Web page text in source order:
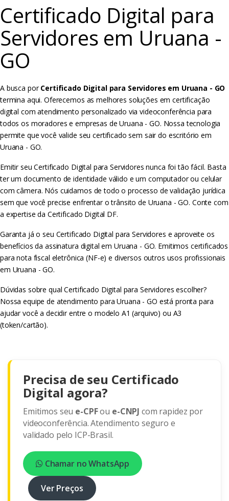
Certificado Digital para
Servidores em Uruana -
GO
A busca porCertificado Digital para Servidores em Uruana - GO
termina aqui. Oferecemos as melhores soluções em certificação
digital com atendimento personalizado via videoconferência para
todos os moradores e empresas de Uruana - GO. Nossa tecnologia
permite que você valide seu certificado sem sair do escritório em
Uruana - GO.
Emitir seu Certificado Digital para Servidores nunca foi tão fácil. Basta
ter um documento de identidade válido e um computador ou celular
com câmera. Nós cuidamos de todo o processo de validação jurídica
sem que você precise enfrentar o trânsito de Uruana - GO. Conte com
a expertise da Certificado Digital DF.
Garanta já o seu Certificado Digital para Servidores e aproveite os
benefícios da assinatura digital em Uruana - GO. Emitimos certificados
para nota fiscal eletrônica (NF-e) e diversos outros usos profissionais
em Uruana - GO.
Dúvidas sobre qual Certificado Digital para Servidores escolher?
Nossa equipe de atendimento para Uruana - GO está pronta para
ajudar você a decidir entre o modelo A1 (arquivo) ou A3
(token/cartão).
Precisa de seu Certificado
Digital agora?
Emitimos seu e-CPFou e-CNPJ com rapidez por
videoconferência. Atendimento seguro e
validado pelo ICP-Brasil.
Chamar no WhatsApp
Ver Preços